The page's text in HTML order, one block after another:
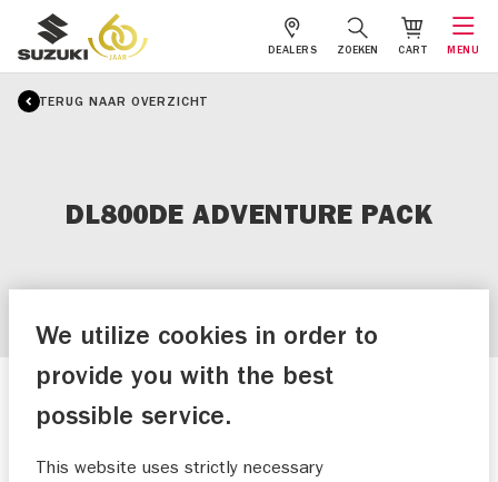
DEALERS ZOEKEN CART MENU
TERUG NAAR OVERZICHT
DL800DE ADVENTURE PACK
We utilize cookies in order to
provide you with the best
possible service.
This website uses strictly necessary